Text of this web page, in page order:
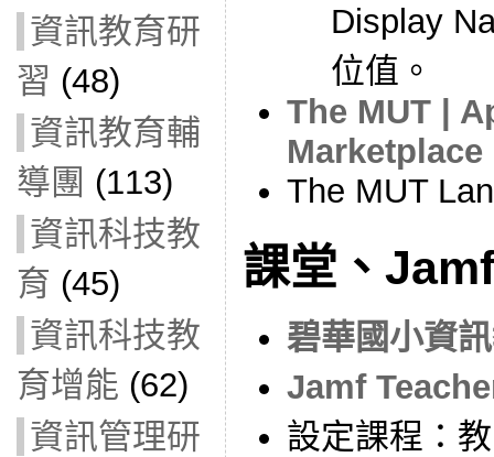
資訊教育研
習 (48)
資訊教育輔
導團 (113)
資訊科技教
育 (45)
資訊科技教
育增能 (62)
資訊管理研
Display
位值。
The MUT |
Marketplace
The MUT
課堂、
碧華國小資
Jamf
設定課程：